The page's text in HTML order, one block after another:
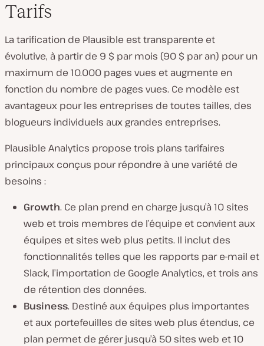
Tarifs
La tarification de Plausible est transparente et
évolutive, à partir de 9 $ par mois (90 $ par an) pour un
maximum de 10.000 pages vues et augmente en
fonction du nombre de pages vues. Ce modèle est
avantageux pour les entreprises de toutes tailles, des
blogueurs individuels aux grandes entreprises.
Plausible Analytics propose trois plans tarifaires
principaux conçus pour répondre à une variété de
besoins :
Growth. Ce plan prend en charge jusqu’à 10 sites
web et trois membres de l’équipe et convient aux
équipes et sites web plus petits. Il inclut des
fonctionnalités telles que les rapports par e-mail et
Slack, l’importation de Google Analytics, et trois ans
de rétention des données.
Business. Destiné aux équipes plus importantes
et aux portefeuilles de sites web plus étendus, ce
plan permet de gérer jusqu’à 50 sites web et 10